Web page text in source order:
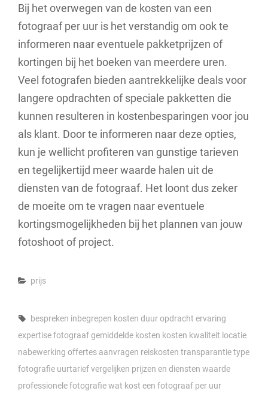
Bij het overwegen van de kosten van een
fotograaf per uur is het verstandig om ook te
informeren naar eventuele pakketprijzen of
kortingen bij het boeken van meerdere uren.
Veel fotografen bieden aantrekkelijke deals voor
langere opdrachten of speciale pakketten die
kunnen resulteren in kostenbesparingen voor jou
als klant. Door te informeren naar deze opties,
kun je wellicht profiteren van gunstige tarieven
en tegelijkertijd meer waarde halen uit de
diensten van de fotograaf. Het loont dus zeker
de moeite om te vragen naar eventuele
kortingsmogelijkheden bij het plannen van jouw
fotoshoot of project.
Categories
prijs
Tags,
bespreken inbegrepen kosten duur opdracht ervaring
expertisefotograafgemiddelde kosten kosten kwaliteit locatie
nabewerking offertes aanvragen reiskosten transparantietype
fotografie uurtariefvergelijken prijzen en diensten waarde
professionele fotografiewat kost een fotograaf per uur